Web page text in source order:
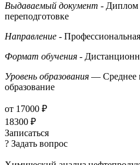
Выдаваемый документ - Диплом
переподготовке
Направление -
Формат обучения -
Уровень образования — Среднее
образование
от 17000 ₽
18300 ₽
Записаться
? Задать вопрос